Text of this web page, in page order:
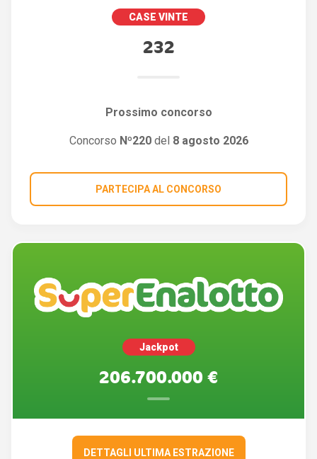
CASE VINTE
232
Prossimo concorso
Concorso Nº220del 8 agosto 2026
PARTECIPA AL CONCORSO
Jackpot
206.700.000 €
DETTAGLI ULTIMA ESTRAZIONE